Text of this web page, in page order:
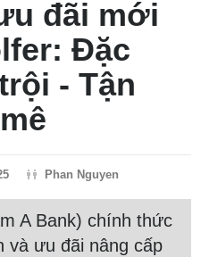
đãi mới
Đặc
- Tận
Phan Nguyen
A Bank) chính thức
và ưu đãi nâng cấp